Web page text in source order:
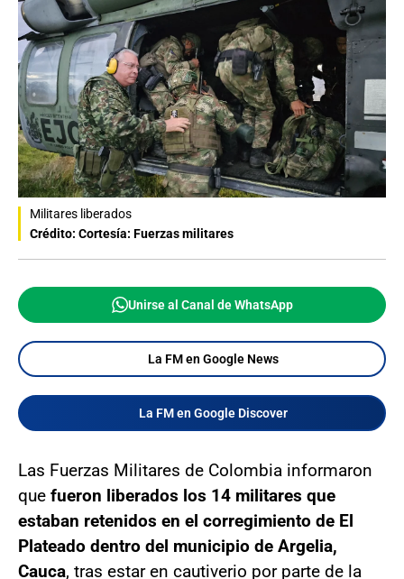
Militares liberados
Crédito: Cortesía: Fuerzas militares
Unirse al Canal de WhatsApp
La FM en Google News
La FM en Google Discover
Las Fuerzas Militares de Colombia informaron
que fueron liberados los 14 militares que
estaban retenidos en el corregimiento de El
Plateado dentro del municipio de Argelia,
Cauca, tras estar en cautiverio por parte de la